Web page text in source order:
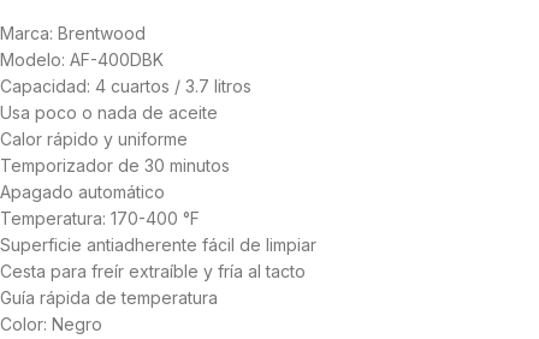
Marca: Brentwood
Modelo: AF-400DBK
Capacidad: 4 cuartos / 3.7 litros
Usa poco o nada de aceite
Calor rápido y uniforme
Temporizador de 30 minutos
Apagado automático
Temperatura: 170-400 °F
Superficie antiadherente fácil de limpiar
Cesta para freír extraíble y fría al tacto
Guía rápida de temperatura
Color: Negro